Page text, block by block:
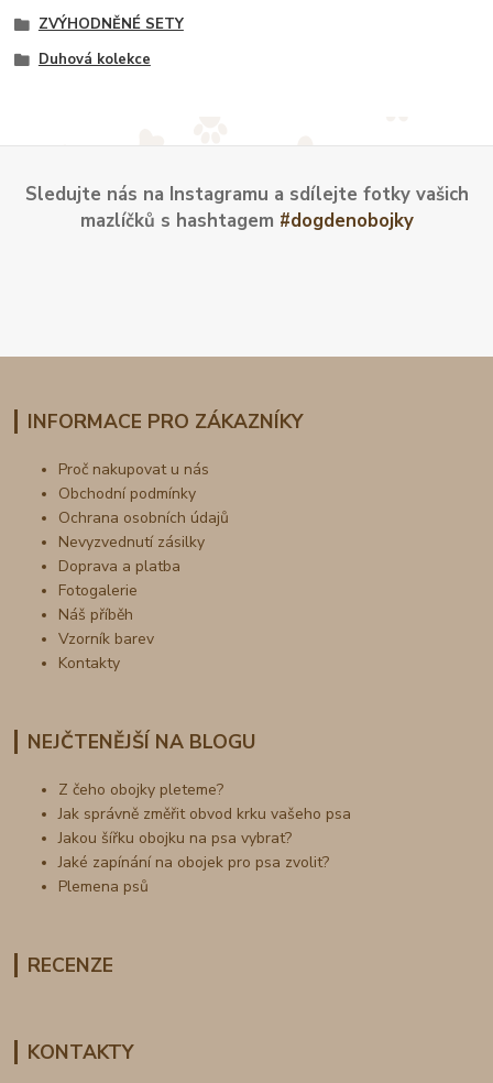
ZVÝHODNĚNÉ SETY
Duhová kolekce
Sledujte nás na Instagramu a sdílejte fotky vašich
mazlíčků s hashtagem #dogdenobojky
INFORMACE PRO ZÁKAZNÍKY
Proč nakupovat u nás
Obchodní podmínky
Ochrana osobních údajů
Nevyzvednutí zásilky
Doprava a platba
Fotogalerie
Náš příběh
Vzorník barev
Kontakty
NEJČTENĚJŠÍ NA BLOGU
Z čeho obojky pleteme?
Jak správně změřit obvod krku vašeho psa
Jakou šířku obojku na psa vybrat?
Jaké zapínání na obojek pro psa zvolit?
Plemena psů
RECENZE
KONTAKTY